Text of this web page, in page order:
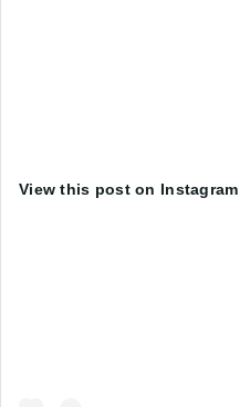
View this post on Instagram